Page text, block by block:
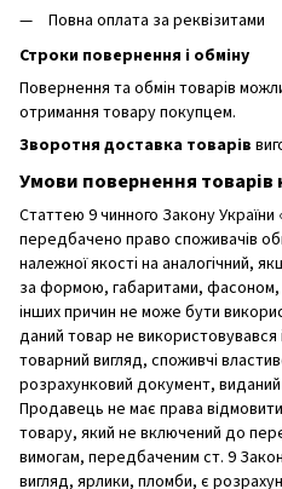
Повна оплата за реквізитами
Строки повернення і обміну
Повернення та обмін товарів
отримання товару покупцем.
Зворотня доставка товарів
Умови повернення товарів
Статтею 9 чинного Закону України
передбачено право споживачів
належної якості на аналогічний,
за формою, габаритами,
інших причин не може бути
даний товар не
товарний вигляд, споживчі
розрахунковий документ,
Продавець не має права
товару, який не включений до
вимогам, передбаченим ст. 9
вигляд, ярлики, пломби, є